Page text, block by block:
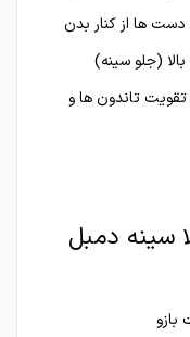
دست ها از کنار بدن
(جلو سینه)
تاندون ها و
سینه دمبل